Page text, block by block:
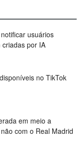
usuários
por IA
no TikTok
em meio a
com o Real Madrid